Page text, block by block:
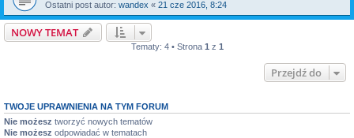
Ostatni post autor: wandex « 21 cze 2016, 8:24
NOWY TEMAT
Tematy: 4 • Strona 1 z 1
Przejdź do
TWOJE UPRAWNIENIA NA TYM FORUM
Nie możesz tworzyć nowych tematów
Nie możesz odpowiadać w tematach